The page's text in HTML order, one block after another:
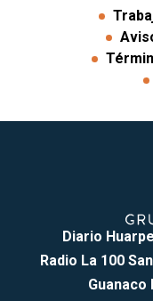
Diario Huarpe
Radio La 100
Guanaco